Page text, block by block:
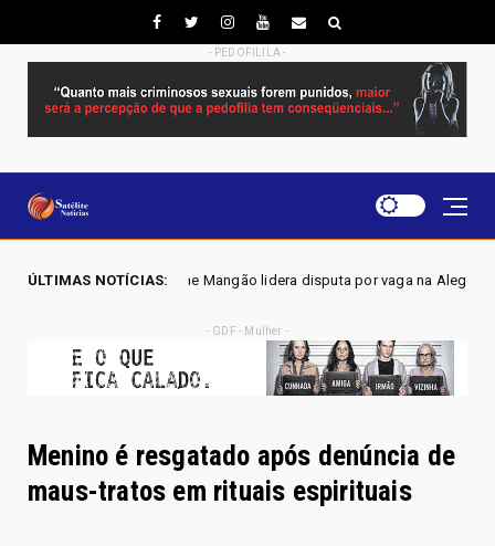
- PEDOFILILA -
ÚLTIMAS NOTÍCIAS:
Mangão lidera disputa por vaga na Alego em Novo Gama, aponta
- GDF - Mulher -
Menino é resgatado após denúncia de
maus-tratos em rituais espirituais